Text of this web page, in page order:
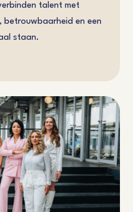
talent met
en een
staan.